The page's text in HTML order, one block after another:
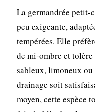
La germandrée petit-
peu exigeante,
tempérées. Elle
de mi-ombre et
sableux, limoneux
drainage soit
moyen, cette espèce